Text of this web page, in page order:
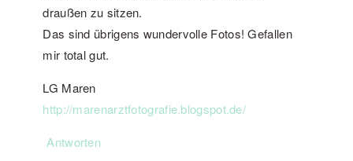
draußen zu sitzen.
Das sind übrigens wundervolle Fotos! Gefallen
mir total gut.
LG Maren
http://marenarztfotografie.blogspot.de/
Antworten